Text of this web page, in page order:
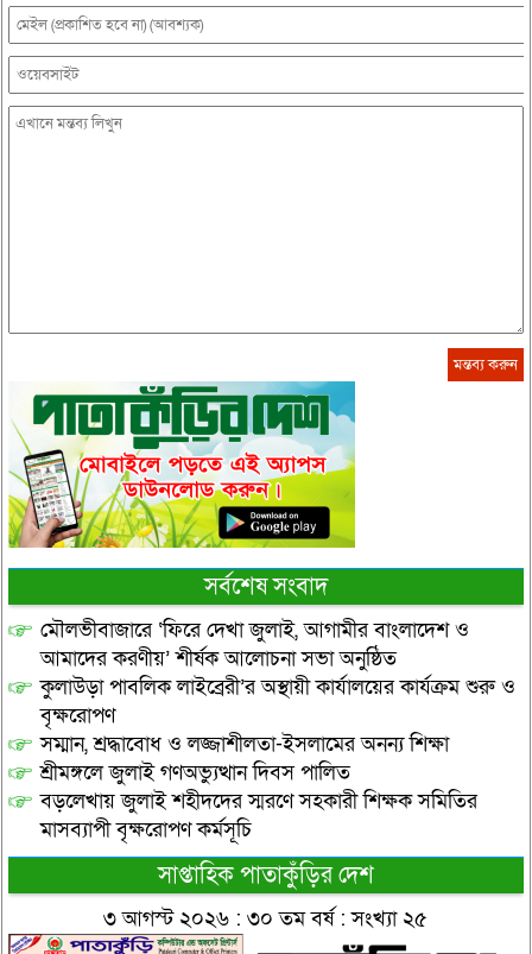
সর্বশেষ সংবাদ
মৌলভীবাজারে ‘ফিরে দেখা জুলাই, আগামীর বাংলাদেশ ও
আমাদের করণীয়’ শীর্ষক আলোচনা সভা অনুষ্ঠিত
কুলাউড়া পাবলিক লাইব্রেরী’র অস্থায়ী কার্যালয়ের কার্যক্রম শুরু ও
বৃক্ষরোপণ
সম্মান, শ্রদ্ধাবোধ ও লজ্জাশীলতা-ইসলামের অনন্য শিক্ষা
শ্রীমঙ্গলে জুলাই গণঅভ্যুত্থান দিবস পালিত
বড়লেখায় জুলাই শহীদদের স্মরণে সহকারী শিক্ষক সমিতির
মাসব্যাপী বৃক্ষরোপণ কর্মসূচি
সাপ্তাহিক পাতাকুঁড়ির দেশ
৩ আগস্ট ২০২৬ : ৩০ তম বর্ষ : সংখ্যা ২৫